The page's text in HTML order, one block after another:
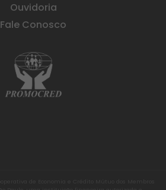
Ouvidoria
Fale Conosco